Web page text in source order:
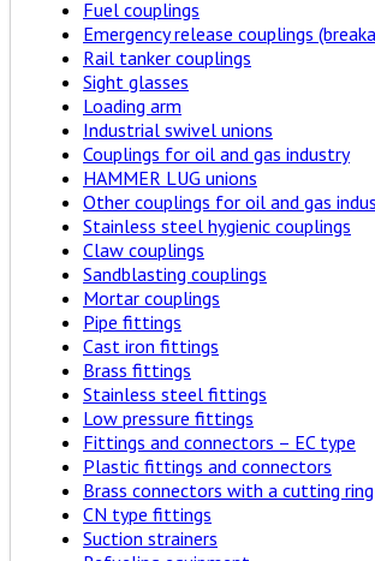
Fuel couplings
Emergency release couplings
Rail tanker couplings
Sight glasses
Loading arm
Industrial swivel unions
Couplings for oil and gas industry
HAMMER LUG unions
Other couplings for oil and gas
Stainless steel hygienic couplings
Claw couplings
Sandblasting couplings
Mortar couplings
Pipe fittings
Cast iron fittings
Brass fittings
Stainless steel fittings
Low pressure fittings
Fittings and connectors – EC type
Plastic fittings and connectors
Brass connectors with a cutting ring
CN type fittings
Suction strainers